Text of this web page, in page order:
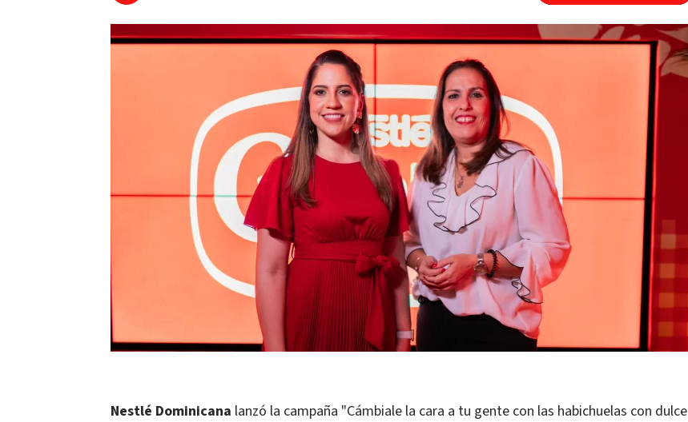
Nestlé Dominicana lanzó la campaña "Cámbiale la cara a tu gente con las habichuelas con dulce